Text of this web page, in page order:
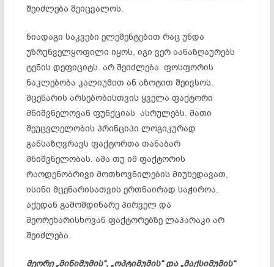
შეიძლება შეიცვალოს.
ნიადაგი საკვები ელემენტებით რაც უნდა
უზრუნველყოფილი იყოს, იგი ვერ აანაზღაურებს
ტენის დეფიციტს. არ შეიძლება ფოსფორის
ნაკლებობა კალიუმით ან აზოტით შეივსოს.
მცენარის არსებობისთვის ყველა ფაქტორი
მნიშვნელოვან ფუნქციას ასრულებს. მათი
შეუცვლელობისპრინციპი ლოგიკურად
განსაზღვრავს ფაქტორთა თანაბარ
მნიშვნელობას. ამა თუ იმ ფაქტორის
რაოდენობრივი მოთხოვნილების მიუხედავათ,
ისინი მცენარისათვისერთნაირად საჭიროა.
აქედან გამომდინარე პირველ და
მეორეხარისხოვან ფაქტორებზე ლაპარაკი არ
შეიძლება.
მეორე „მინიმუმის“, „ოპტიმუმის“ და „მაქსიმუმის“